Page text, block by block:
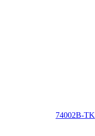
74002B-TK